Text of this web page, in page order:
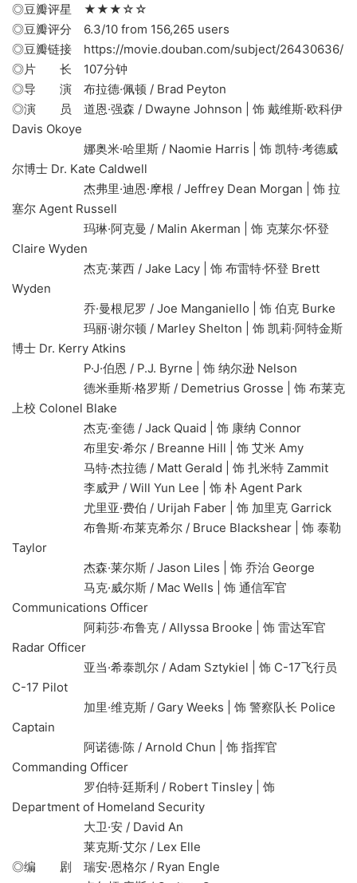
◎豆瓣评星 ★★★☆☆
◎豆瓣评分 6.3/10 from 156,265 users
◎豆瓣链接 https://movie.douban.com/subject/26430636/
◎片 长 107分钟
◎导 演 布拉德·佩顿 / Brad Peyton
◎演 员 道恩·强森 / Dwayne Johnson | 饰 戴维斯·欧科伊
Davis Okoye
娜奥米·哈里斯 / Naomie Harris | 饰 凯特·考德威
尔博士 Dr. Kate Caldwell
杰弗里·迪恩·摩根 / Jeffrey Dean Morgan | 饰 拉
塞尔 Agent Russell
玛琳·阿克曼 / Malin Akerman | 饰 克莱尔·怀登
Claire Wyden
杰克·莱西 / Jake Lacy | 饰 布雷特·怀登 Brett
Wyden
乔·曼根尼罗 / Joe Manganiello | 饰 伯克 Burke
玛丽·谢尔顿 / Marley Shelton | 饰 凯莉·阿特金斯
博士 Dr. Kerry Atkins
P·J·伯恩 / P.J. Byrne | 饰 纳尔逊 Nelson
德米垂斯·格罗斯 / Demetrius Grosse | 饰 布莱克
上校 Colonel Blake
杰克·奎德 / Jack Quaid | 饰 康纳 Connor
布里安·希尔 / Breanne Hill | 饰 艾米 Amy
马特·杰拉德 / Matt Gerald | 饰 扎米特 Zammit
李威尹 / Will Yun Lee | 饰 朴 Agent Park
尤里亚·费伯 / Urijah Faber | 饰 加里克 Garrick
布鲁斯·布莱克希尔 / Bruce Blackshear | 饰 泰勒
Taylor
杰森·莱尔斯 / Jason Liles | 饰 乔治 George
马克·威尔斯 / Mac Wells | 饰 通信军官
Communications Officer
阿莉莎·布鲁克 / Allyssa Brooke | 饰 雷达军官
Radar Officer
亚当·希泰凯尔 / Adam Sztykiel | 饰 C-17飞行员
C-17 Pilot
加里·维克斯 / Gary Weeks | 饰 警察队长 Police
Captain
阿诺德·陈 / Arnold Chun | 饰 指挥官
Commanding Officer
罗伯特·廷斯利 / Robert Tinsley | 饰
Department of Homeland Security
大卫·安 / David An
莱克斯·艾尔 / Lex Elle
◎编 剧 瑞安·恩格尔 / Ryan Engle